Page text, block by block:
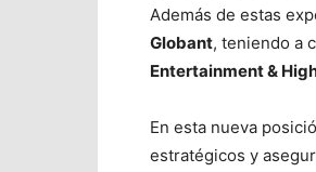
Además de estas
Globant, teniendo a
Entertainment &
En esta nueva
estratégicos y